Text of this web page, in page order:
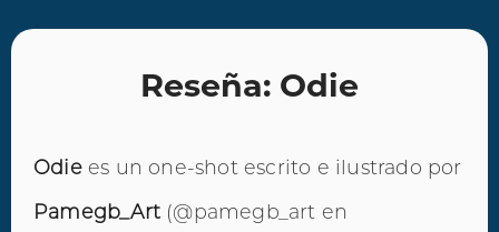
Reseña: Odie
Odiees un one-shot escrito e ilustrado por
Pamegb_Art (@pamegb_art en